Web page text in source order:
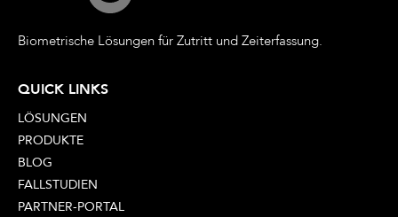
Biometrische Lösungen für Zutritt und Zeiterfassung.
QUICK LINKS
LÖSUNGEN
PRODUKTE
BLOG
FALLSTUDIEN
PARTNER-PORTAL